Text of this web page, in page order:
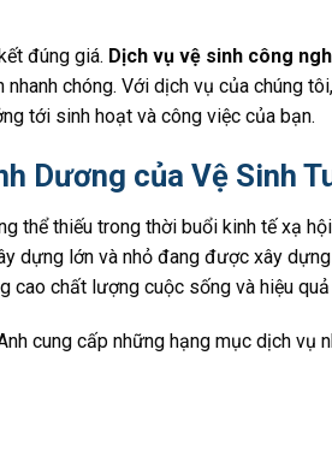
đúng giá. Dịch vụ vệ sinh công
chóng. Với dịch vụ của chúng
tới sinh hoạt và công việc của bạn.
Dương của Vệ Sinh
thể thiếu trong thời buổi kinh tế xạ
dựng lớn và nhỏ đang được xây
cao chất lượng cuộc sống và hiệu
cung cấp những hạng mục dịch vụ